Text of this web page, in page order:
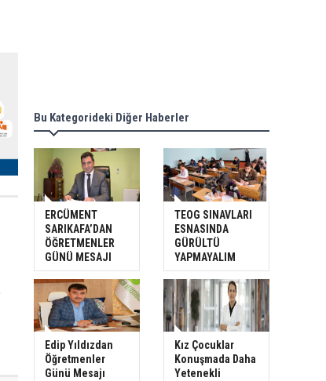
Bu Kategorideki Diğer Haberler
ERCÜMENT
SARIKAFA’DAN
ÖĞRETMENLER
GÜNÜ MESAJI
TEOG SINAVLARI
ESNASINDA
GÜRÜLTÜ
YAPMAYALIM
Edip Yıldızdan
Öğretmenler
Günü Mesajı
Kız Çocuklar
Konuşmada Daha
Yetenekli